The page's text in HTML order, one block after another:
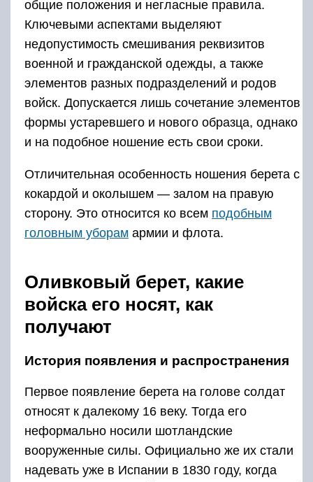
общие положения и негласные правила.
Ключевыми аспектами выделяют
недопустимость смешивания реквизитов
военной и гражданской одежды, а также
элементов разных подразделений и родов
войск. Допускается лишь сочетание элементов
формы устаревшего и нового образца, однако
и на подобное ношение есть свои сроки.
Отличительная особенность ношения берета с
кокардой и околышем — залом на правую
сторону. Это относится ко всем подобным
головным уборам армии и флота.
Оливковый берет, какие
войска его носят, как
получают
История появления и распространения
Первое появление берета на голове солдат
относят к далекому 16 веку. Тогда его
неформально носили шотландские
вооруженные силы. Официально же их стали
надевать уже в Испании в 1830 году, когда